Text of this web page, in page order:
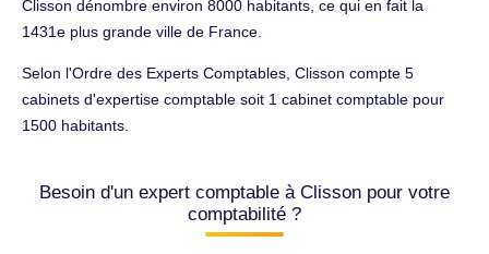
Clisson dénombre environ 8000 habitants, ce qui en fait la
1431e plus grande ville de France.
Selon l'Ordre des Experts Comptables, Clisson compte 5
cabinets d'expertise comptable soit 1 cabinet comptable pour
1500 habitants.
Besoin d'un expert comptable à Clisson pour votre
comptabilité ?